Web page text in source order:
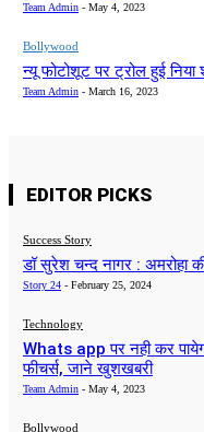
Team Admin - May 4, 2023
Bollywood
न्यू फोटोशूट पर ट्रोल हुई निया
Team Admin - March 16, 2023
EDITOR PICKS
Success Story
डॉ सुरेश चन्द नागर : अमरोहा
Story 24 - February 25, 2024
Technology
Whats app पर नही कर
फीचर्स, जाने खुशखबरी
Team Admin - May 4, 2023
Bollywood